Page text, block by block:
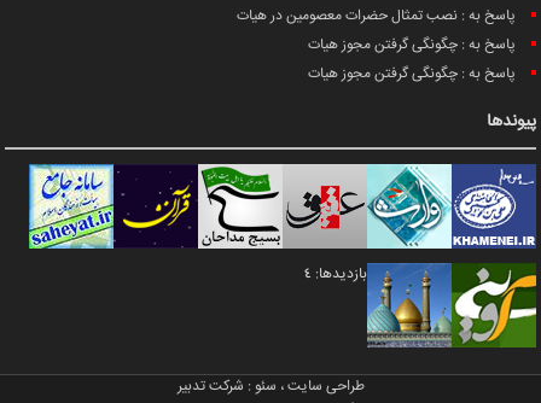
پاسخ به : نصب تمثال حضرات معصومین در هیات
پاسخ به : چگونگی گرفتن مجوز هیات
پاسخ به : چگونگی گرفتن مجوز هیات
پیوندها
بازدیدها: 4
طراحی سایت، سئو : شرکت تدبیر